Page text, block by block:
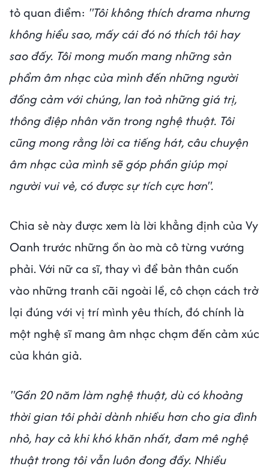
tỏ quan điểm: "Tôi không thích drama nhưng
không hiểu sao, mấy cái đó nó thích tôi hay
sao đấy. Tôi mong muốn mang những sản
phẩm âm nhạc của mình đến những người
đồng cảm với chúng, lan toả những giá trị,
thông điệp nhân văn trong nghệ thuật. Tôi
cũng mong rằng lời ca tiếng hát, câu chuyện
âm nhạc của mình sẽ góp phần giúp mọi
người vui vẻ, có được sự tích cực hơn".
Chia sẻ này được xem là lời khẳng định của Vy
Oanh trước những ồn ào mà cô từng vướng
phải. Với nữ ca sĩ, thay vì để bản thân cuốn
vào những tranh cãi ngoài lề, cô chọn cách trở
lại đúng với vị trí mình yêu thích, đó chính là
một nghệ sĩ mang âm nhạc chạm đến cảm xúc
của khán giả.
"Gần 20 năm làm nghệ thuật, dù có khoảng
thời gian tôi phải dành nhiều hơn cho gia đình
nhỏ, hay cả khi khó khăn nhất, đam mê nghệ
thuật trong tôi vẫn luôn đong đầy. Nhiều